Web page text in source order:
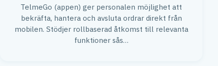
TelmeGo (appen) ger personalen möjlighet att
bekräfta, hantera och avsluta ordrar direkt från
mobilen. Stödjer rollbaserad åtkomst till relevanta
funktioner sås…